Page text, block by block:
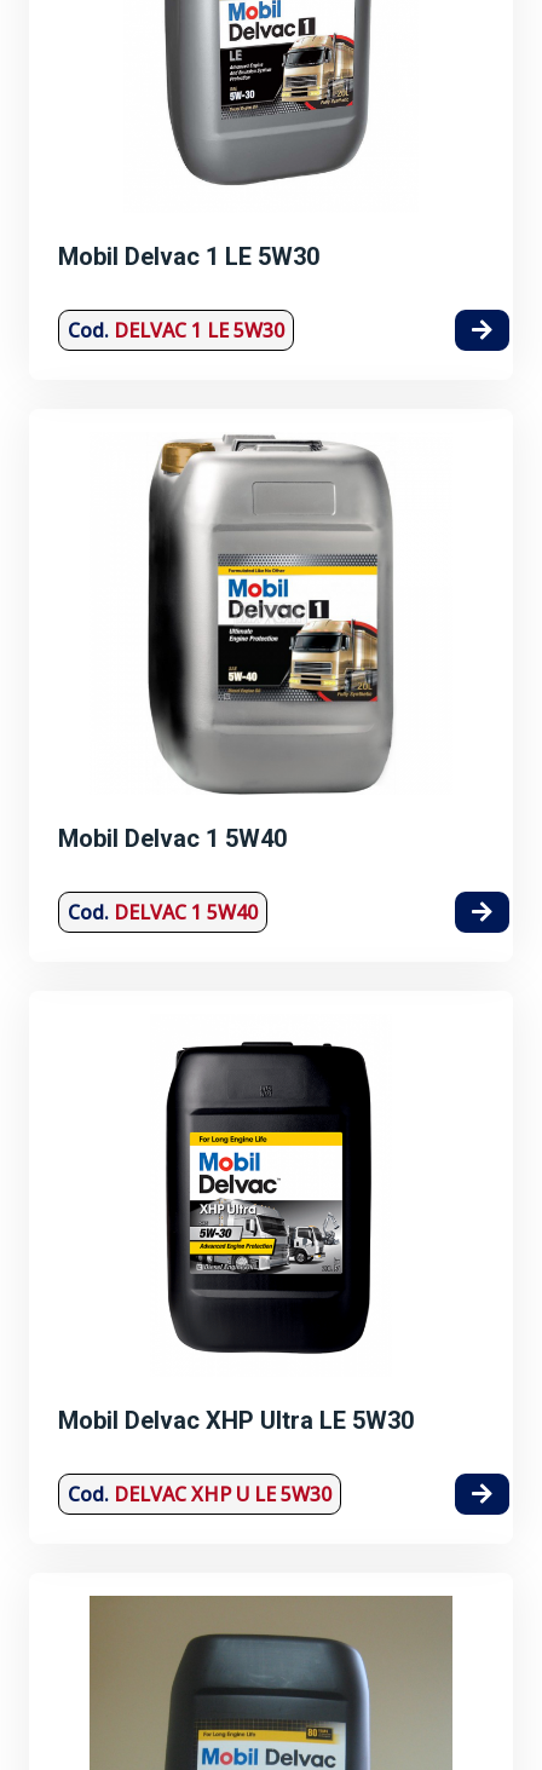
Mobil Delvac 1 LE 5W30
Cod. DELVAC 1 LE 5W30
Mobil Delvac 1 5W40
Cod. DELVAC 1 5W40
Mobil Delvac XHP Ultra LE 5W30
Cod. DELVAC XHP U LE 5W30